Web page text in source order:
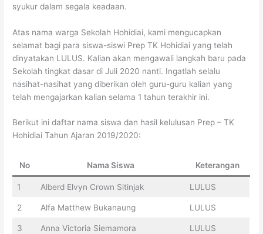
syukur dalam segala keadaan.
Atas nama warga Sekolah Hohidiai, kami mengucapkan
selamat bagi para siswa-siswi Prep TK Hohidiai yang telah
dinyatakan LULUS. Kalian akan mengawali langkah baru pada
Sekolah tingkat dasar di Juli 2020 nanti. Ingatlah selalu
nasihat-nasihat yang diberikan oleh guru-guru kalian yang
telah mengajarkan kalian selama 1 tahun terakhir ini.
Berikut ini daftar nama siswa dan hasil kelulusan Prep – TK
Hohidiai Tahun Ajaran 2019/2020:
No Nama Siswa Keterangan
1 Alberd Elvyn Crown Sitinjak LULUS
2 Alfa Matthew Bukanaung LULUS
3 Anna Victoria Siemamora LULUS